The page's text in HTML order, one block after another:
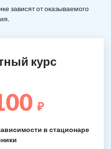
зависят от оказываемого
курс
₽
в стационаре